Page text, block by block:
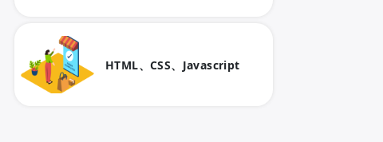
HTML、CSS、Javascript